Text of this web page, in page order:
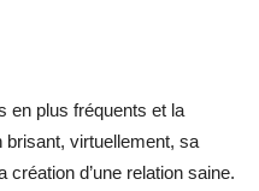
en plus fréquents et la
brisant, virtuellement, sa
d’une relation saine.